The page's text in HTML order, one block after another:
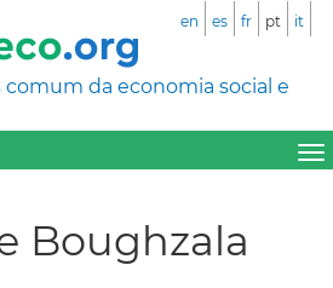
da economia social e
en es fr pt it
Boughzala